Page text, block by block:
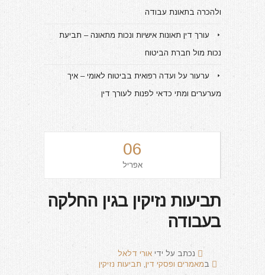
ולהכרה בתאונת עבודה
עורך דין תאונות אישיות ונכות מתאונה – תביעת
נכות מול חברת הביטוח
ערעור על ועדה רפואית בביטוח לאומי – איך
מערערים ומתי כדאי לפנות לעורך דין
06
אפריל
תביעות נזיקין בגין החלקה
בעבודה
נכתב על ידי אורי דלאל
במאמרים ופסקי דין, תביעות נזיקין